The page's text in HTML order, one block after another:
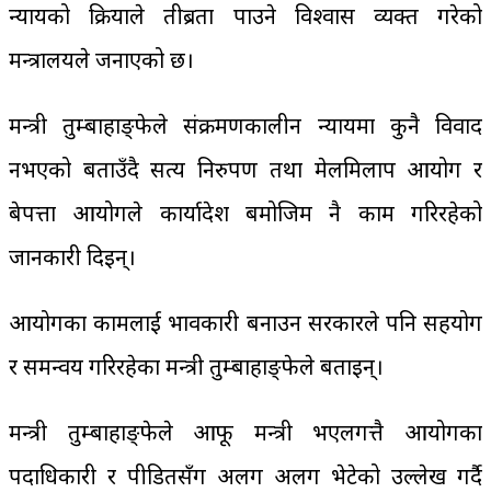
न्यायको प्रक्रियाले तीब्रता पाउने विश्वास व्यक्त गरेको
मन्त्रालयले जनाएको छ।
मन्त्री तुम्बाहाङ्फेले संक्रमणकालीन न्यायमा कुनै विवाद
नभएको बताउँदै सत्य निरुपण तथा मेलमिलाप आयोग र
बेपत्ता आयोगले कार्यादेश बमोजिम नै काम गरिरहेको
जानकारी दिइन्।
आयोगका कामलाई प्रभावकारी बनाउन सरकारले पनि सहयोग
र समन्वय गरिरहेका मन्त्री तुम्बाहाङ्फेले बताइन्।
मन्त्री तुम्बाहाङ्फेले आफू मन्त्री भएलगत्तै आयोगका
पदाधिकारी र पीडितसँग अलग अलग भेटेको उल्लेख गर्दै